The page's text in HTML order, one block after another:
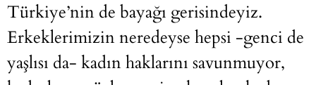
Türkiye’nin de bayağı gerisindeyiz.
Erkeklerimizin neredeyse hepsi -genci de
yaşlısı da- kadın haklarını savunmuyor,